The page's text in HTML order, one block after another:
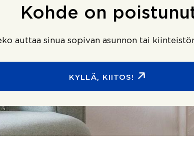
Kohde on
auttaa sinua sopivan asunnon tai
KYLLÄ, KIITOS!